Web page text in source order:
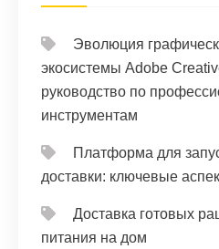
Эволюция
экосистемы Adobe
руководство по
инструментам
Платформа для
доставки: ключевые
Доставка готовых
питания на дом